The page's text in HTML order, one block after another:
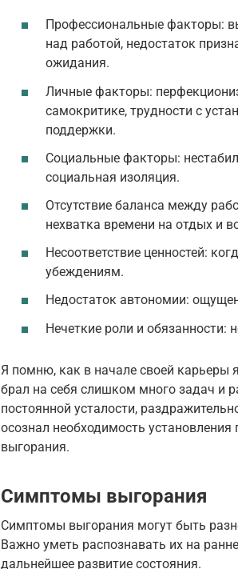
Профессиональные факторы:
над работой, недостаток
ожидания.
Личные факторы:
самокритике, трудности с
поддержки.
Социальные факторы:
социальная изоляция.
Отсутствие баланса между
нехватка времени на отдых и
Несоответствие ценностей:
убеждениям.
Недостаток автономии:
Нечеткие роли и обязанности:
Я помню, как в начале своей карьеры
брал на себя слишком много задач и
постоянной усталости,
осознал необходимость
выгорания.
Симптомы выгорания
Симптомы выгорания могут быть
Важно уметь распознавать их на
дальнейшее развитие состояния.